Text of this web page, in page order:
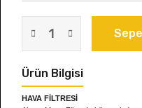
Ürün Bilgisi
HAVA FİLTRESİ